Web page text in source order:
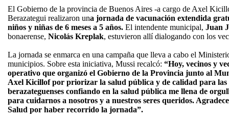
El Gobierno de la provincia de Buenos Aires -a cargo de Axel
Berazategui realizaron una jornada de vacunación extendida
niños y niñas de 6 meses a 5 años. El intendente municipal, Juan
bonaerense, Nicolás Kreplak, estuvieron allí dialogando con los
La jornada se enmarca en una campaña que lleva a cabo el
municipios. Sobre esta iniciativa, Mussi recalcó: “Hoy, vecinos y
operativo que organizó el Gobierno de la Provincia junto al
Axel Kicillof por priorizar la salud pública y de calidad para las
berazateguenses confiando en la salud pública me llena de
para cuidarnos a nosotros y a nuestros seres queridos.
Salud por haber recorrido la jornada”.